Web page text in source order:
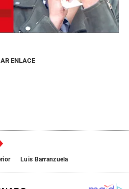
ENLACE
Luis Barranzuela